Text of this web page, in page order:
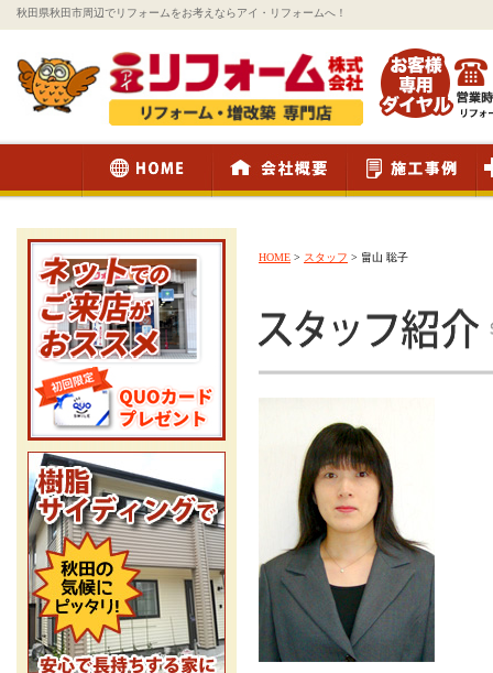
秋田県秋田市周辺でリフォームをお考えならアイ・リフォームへ！
HOME > スタッフ > 畠山 聡子